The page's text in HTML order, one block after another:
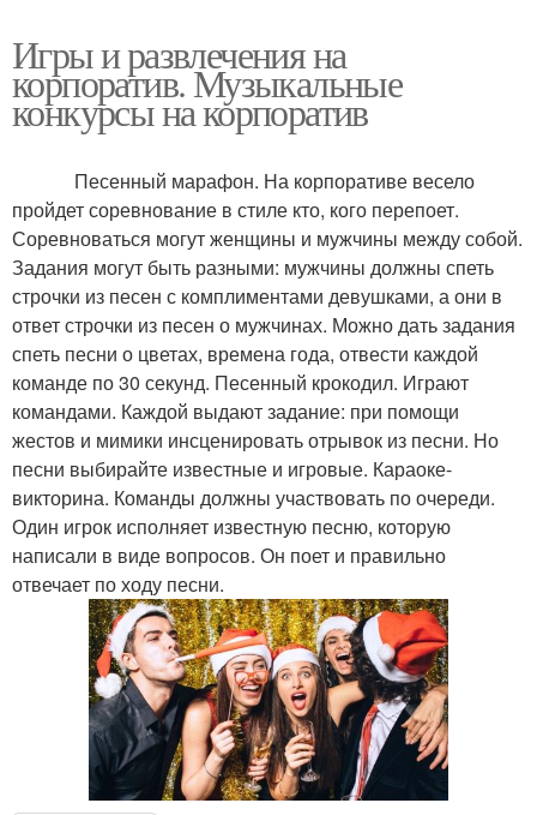
Игры и развлечения на
корпоратив. Музыкальные
конкурсы на корпоратив
Песенный марафон. На корпоративе весело
пройдет соревнование в стиле кто, кого перепоет.
Соревноваться могут женщины и мужчины между собой.
Задания могут быть разными: мужчины должны спеть
строчки из песен с комплиментами девушками, а они в
ответ строчки из песен о мужчинах. Можно дать задания
спеть песни о цветах, времена года, отвести каждой
команде по 30 секунд. Песенный крокодил. Играют
командами. Каждой выдают задание: при помощи
жестов и мимики инсценировать отрывок из песни. Но
песни выбирайте известные и игровые. Караоке-
викторина. Команды должны участвовать по очереди.
Один игрок исполняет известную песню, которую
написали в виде вопросов. Он поет и правильно
отвечает по ходу песни.